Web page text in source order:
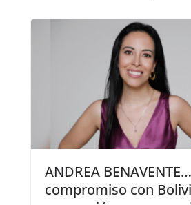
ANDREA
compromiso con